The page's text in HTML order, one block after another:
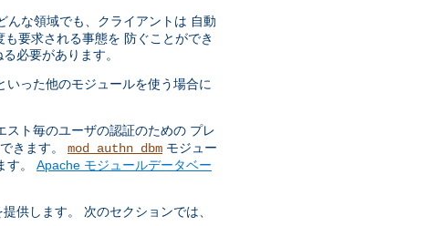
んな領域でも、クライアントは 自動
要求される事態を 防ぐことができ
必要があります。
いった他のモジュールを使う場合に
ト毎のユーザの認証のための プレ
きます。 mod_authn_dbm モジュー
す。 Apache モジュールデータベー
供します。 次のセクションでは、